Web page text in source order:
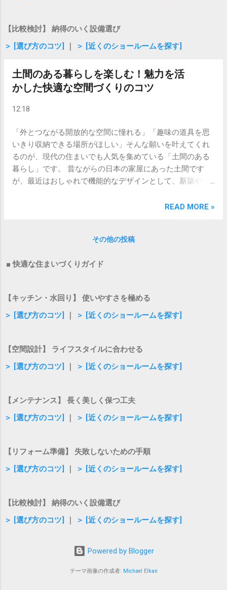
ォームの際に費用がかさむ原因になります。 動線の非効率
さ ：移動のたびに長い通路を通る必要があり、家事や毎日
の移動に無駄な時間が生まれます。 廊下を短縮して住空間
活用し、通路を最小限に抑えながら快適性を保つための具
体的な設計アイデアをご紹介します。 1. リビングアクセス
く、家族が集まるリビングやダイニングに直接配置する方
法です。これにより、家の中の移動がシンプルになり、通
路スペースを大幅に削ることができま...
【比較検討】 納得のいく設備選び
＞ [選び方のコツ]
＞ [近くのショールームを探す]
土間のある暮らしを楽しむ！魅力を活
かした快適な空間づくりのコツ
12:18
「外とつながる開放的な空間に憧れる」「趣味の道具を思
いきり収納できる場所がほしい」そんな願いを叶えてくれ
るのが、現代の住まいでも人気を集めている「土間のある
暮らし」です。 昔ながらの日本の家屋にあった土間です
が、最近はおしゃれで機能的なデザインとして、新築やリ
ながら外のような使い方ができる土間は、毎日の生活をぐ
のポイントまで詳しく解説します。 土間とは？現代の住ま
ートのまま仕上げた、室内と屋外をゆるやかにつなぐ空間
兼ねた多目的スペースとして進化しています。 最大の魅力
は、靴を履いたまま出入りできる自由度の高さです。室内
れず、自分の好きなことに没頭できる空間が手に入りま
す。 土間のある暮らしの具体的な活用アイデア 土間の使い
用品や趣味のメンテナンススペース キャンプ道具、自転
車、サーフボード、釣り道具など、外で使うアイテムは収
納場所に困りがちです。土間があれば、そのままの状態で
転車やギアのお手入れができるため、趣味の時間がより充
場 天気の悪い日や花粉の季節に便利なのが、土間を家事ス
をそのまま置いておけるほか、散歩帰りのペットの足を洗
うスペースとしても大活躍します。リビングに汚れを持ち
込まずに済むため、家事の負担が軽くなります。 3. 開放感
やチェアを置けば、おしゃれなカフェのような空間に仕上
がります。大きな窓とつなげることで、外の緑や光を身近
に感じながらリラックスできるセカンドリビングとして楽
READ MORE »
その他の投稿
■ 快適な住まいづくりガイド
【キッチン・水回り】 使いやすさを極める
＞ [選び方のコツ]
＞ [近くのショールームを探す]
【空間設計】 ライフスタイルに合わせる
＞ [選び方のコツ]
＞ [近くのショールームを探す]
【メンテナンス】 長く美しく保つ工夫
＞ [選び方のコツ]
＞ [近くのショールームを探す]
【リフォーム準備】 失敗しないための手順
＞ [選び方のコツ]
＞ [近くのショールームを探す]
【比較検討】 納得のいく設備選び
＞ [選び方のコツ]
＞ [近くのショールームを探す]
Powered by Blogger
テーマ画像の作成者: Michael Elkan